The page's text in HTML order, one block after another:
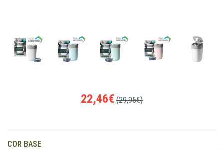
22,46€ (29,95€)
COR BASE